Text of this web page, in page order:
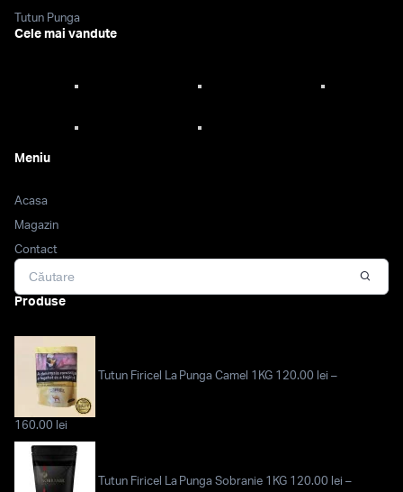
Tutun Punga
Cele mai vandute
Meniu
Acasa
Magazin
Contact
Produse
Tutun Firicel La Punga Camel 1KG 120.00 lei –
160.00 leiInterval
de
prețuri:
120.00 leiTutun Firicel La Punga Sobranie 1KG 120.00 lei –